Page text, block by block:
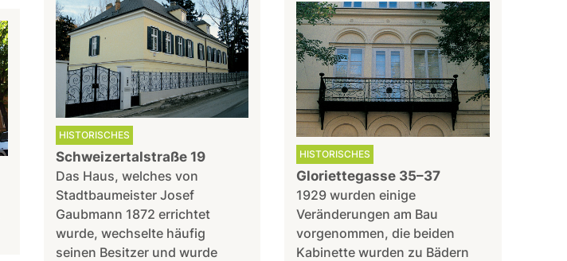
HISTORISCHES
Schweizertalstraße 19
Das Haus, welches von
Stadtbaumeister Josef
Gaubmann 1872 errichtet
wurde, wechselte häufig
seinen Besitzer und wurde
HISTORISCHES
Gloriettegasse 35–37
1929 wurden einige
Veränderungen am Bau
vorgenommen, die beiden
Kabinette wurden zu Bädern